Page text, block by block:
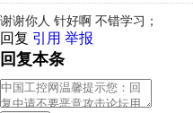
谢谢你人 针好啊 不错学习；
回复 引用 举报
回复本条